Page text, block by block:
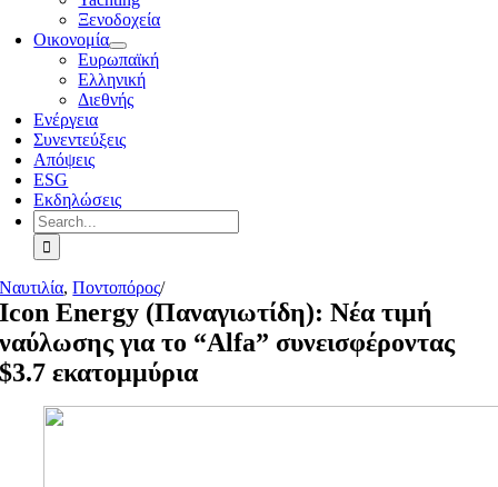
Ξενοδοχεία
Οικονομία
Ευρωπαϊκή
Ελληνική
Διεθνής
Ενέργεια
Συνεντεύξεις
Απόψεις
ESG
Εκδηλώσεις
Search
for:
Ναυτιλία,Ποντοπόρος/
Icon Energy (Παναγιωτίδη): Νέα τιμή
ναύλωσης για το “Alfa” συνεισφέροντας
$3.7 εκατομμύρια